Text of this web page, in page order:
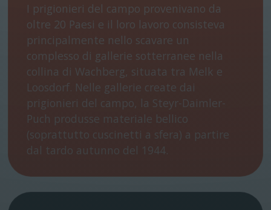
I prigionieri del campo provenivano da
oltre 20 Paesi e il loro lavoro consisteva
principalmente nello scavare un
complesso di gallerie sotterranee nella
collina di Wachberg, situata tra Melk e
Loosdorf. Nelle gallerie create dai
prigionieri del campo, la Steyr-Daimler-
Puch produsse materiale bellico
(soprattutto cuscinetti a sfera) a partire
dal tardo autunno del 1944.